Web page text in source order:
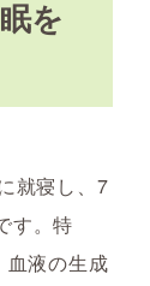
を
就寝し、7
す。特
血液の生成